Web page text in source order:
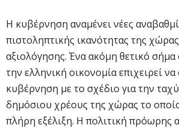
Η κυβέρνηση αναμένει νέες
πιστοληπτικής ικανότητας της
αξιολόγησης. Ένα ακόμη θετικό σήμα
την ελληνική οικονομία επιχειρεί να
κυβέρνηση με το σχέδιο για την
δημόσιου χρέους της χώρας το
πλήρη εξέλιξη. Η πολιτική πρόωρης